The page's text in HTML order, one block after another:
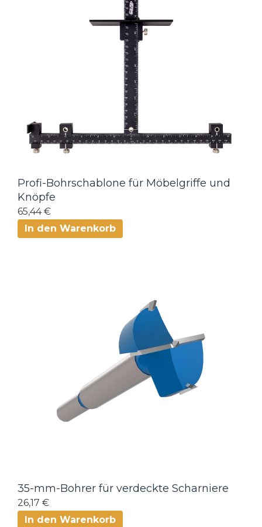
Profi-Bohrschablone für Möbelgriffe und
Knöpfe
65,44 €
In den Warenkorb
35-mm-Bohrer für verdeckte Scharniere
26,17 €
In den Warenkorb